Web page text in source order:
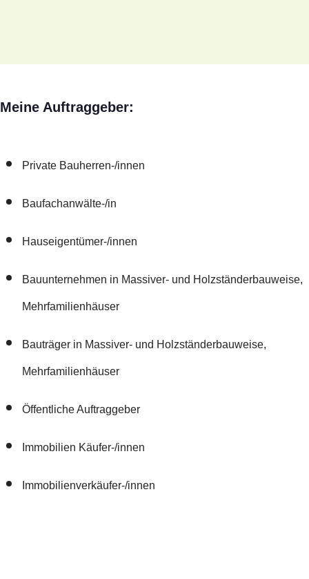
Meine Auftraggeber:
Private Bauherren-/innen
Baufachanwälte-/in
Hauseigentümer-/innen
Bauunternehmen in Massiver- und Holzständerbauweise,
Mehrfamilienhäuser
Bauträger in Massiver- und Holzständerbauweise,
Mehrfamilienhäuser
Öffentliche Auftraggeber
Immobilien Käufer-/innen
Immobilienverkäufer-/innen